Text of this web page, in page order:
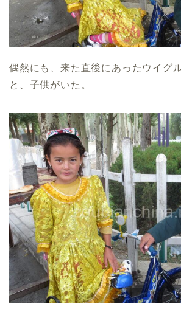
偶然にも、来た直後にあったウイグ
と、子供がいた。